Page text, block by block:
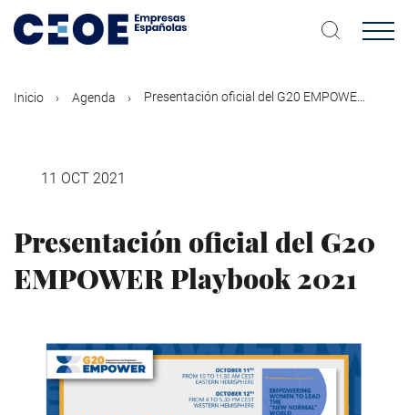
contenido
Inicio Agenda Presentación oficial del G20 EMPOWE...
11 OCT 2021
Presentación oficial del G20
EMPOWER Playbook 2021